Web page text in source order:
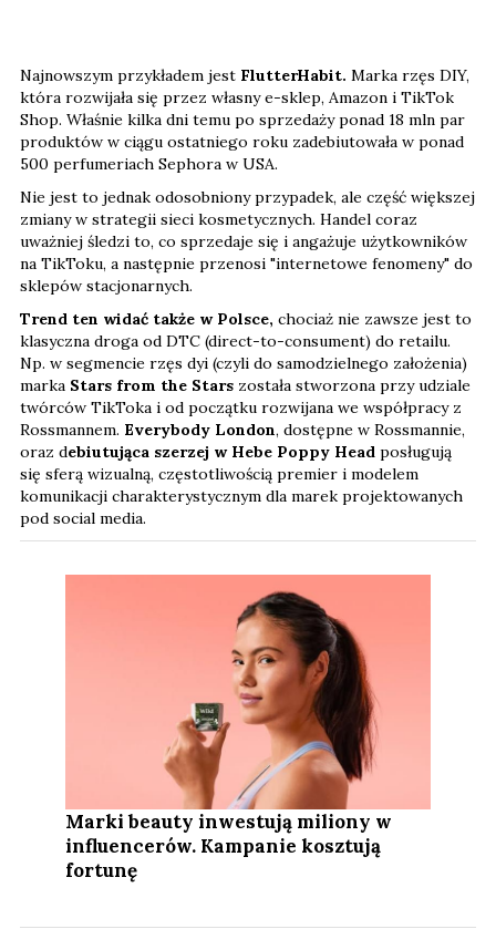
Shop. Właśnie kilka dni temu po sprzedaży ponad 18 mln par
produktów w ciągu ostatniego roku zadebiutowała w ponad
500 perfumeriach Sephora w USA.
Nie jest to jednak odosobniony przypadek, ale część większej
zmiany w strategii sieci kosmetycznych. Handel coraz
uważniej śledzi to, co sprzedaje się i angażuje użytkowników
na TikToku, a następnie przenosi "internetowe fenomeny" do
sklepów stacjonarnych.
Trend ten widać także w Polsce, chociaż nie zawsze jest to
klasyczna droga od DTC (direct-to-consument) do retailu.
Np. w segmencie rzęs dyi (czyli do samodzielnego założenia)
markaStars from the Starszostała stworzona przy udziale
twórców TikToka i od początku rozwijana we współpracy z
Rossmannem.Everybody London, dostępne w Rossmannie,
oraz debiutująca szerzej w Hebe Poppy Headposługują
się sferą wizualną, częstotliwością premier i modelem
komunikacji charakterystycznym dla marek projektowanych
pod social media.
Marki beauty inwestują miliony w
influencerów. Kampanie kosztują
fortunę
reakcji na TikToku decyduje, czy otrzyma on miejsce w